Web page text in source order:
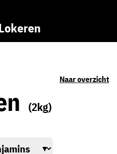
Naar overzicht
(2kg)